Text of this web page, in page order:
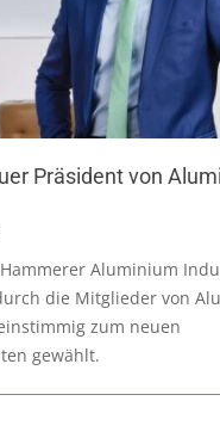
Präsident von
Hammerer Aluminium
die Mitglieder von
zum neuen
gewählt.